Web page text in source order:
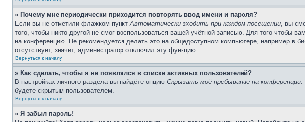
» Почему мне периодически приходится повторять ввод имени и пароля?
Если вы не отметили флажком пунктАвтоматически входить при каждом посещении, вы
того, чтобы никто другой не смог воспользоваться вашей учётной записью. Для того чтобы
на конференцию. Не рекомендуется делать это на общедоступном компьютере, например в
отсутствует, значит, администратор отключил эту функцию.
Вернуться к началу
» Как сделать, чтобы я не появлялся в списке активных пользователей?
В настройках личного раздела вы найдёте опцию Скрывать моё пребывание на конференции.
будете скрытым пользователем.
Вернуться к началу
» Я забыл пароль!